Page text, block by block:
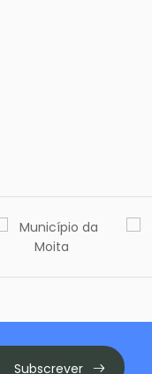
Subscrever